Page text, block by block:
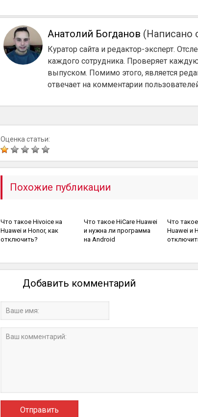
Анатолий Богданов (Написано
Куратор сайта и редактор-эксперт.
каждого сотрудника. Проверяет
выпуском. Помимо этого, является
отвечает на комментарии
Оценка статьи:
Похожие публикации
Что такое Hivoice на
Huawei и Honor, как
отключить?
Что такое HiCare Huawei
и нужна ли программа
на Android
Что
Huawei и
Добавить комментарий